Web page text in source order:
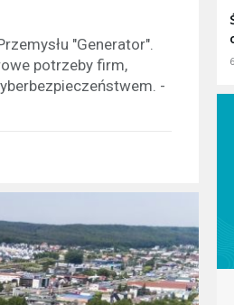
"Generator".
potrzeby firm,
-